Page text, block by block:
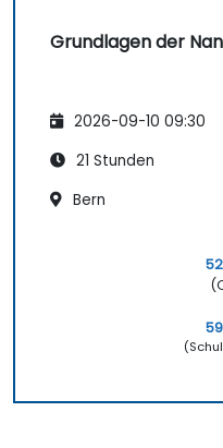
Grundlagen der
2026-09-10 09:30
21 Stunden
Bern